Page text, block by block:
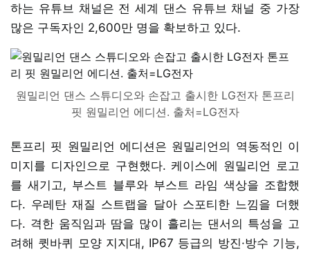
하는 유튜브 채널은 전 세계 댄스 유튜브 채널 중 가장
많은 구독자인 2,600만 명을 확보하고 있다.
원밀리언 댄스 스튜디오와 손잡고 출시한 LG전자 톤프리
핏 원밀리언 에디션. 출처=LG전자
톤프리 핏 원밀리언 에디션은 원밀리언의 역동적인 이
미지를 디자인으로 구현했다. 케이스에 원밀리언 로고
를 새기고, 부스트 블루와 부스트 라임 색상을 조합했
다. 우레탄 재질 스트랩을 달아 스포티한 느낌을 더했
다. 격한 움직임과 땀을 많이 흘리는 댄서의 특성을 고
려해 큇바퀴 모양 지지대, IP67 등급의 방진·방수 기능,